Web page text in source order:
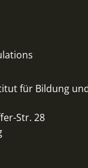
für Bildung
Str. 28